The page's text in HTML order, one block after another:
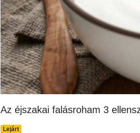
Az éjszakai falásroham 3
Lejárt